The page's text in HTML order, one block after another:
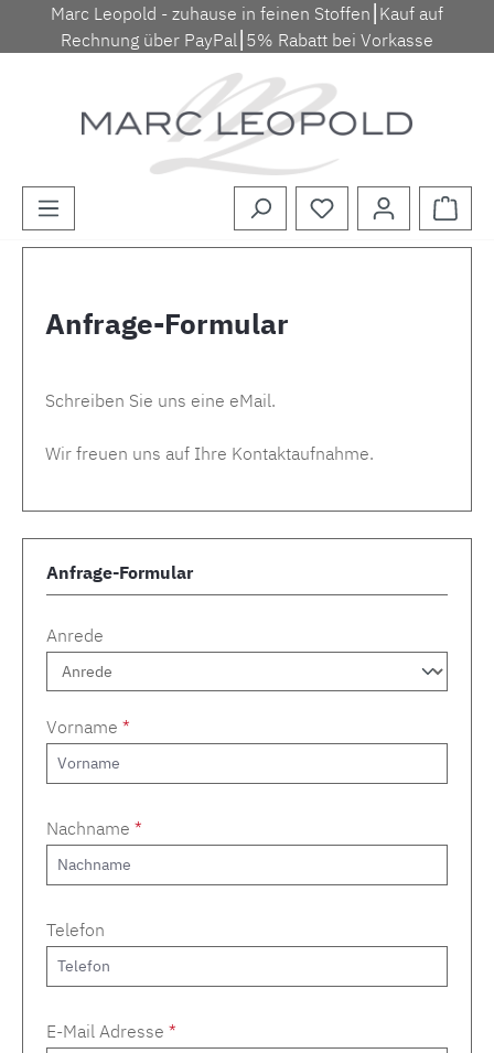
Zum Hauptinhalt springen
Marc Leopold - zuhause in feinen Stoffen⎮Kauf auf
Rechnung über PayPal⎮5% Rabatt bei Vorkasse
Anfrage-Formular
Schreiben Sie uns eine eMail.
Wir freuen uns auf Ihre Kontaktaufnahme.
Anfrage-Formular
Anrede
Vorname *
Nachname *
Telefon
E-Mail Adresse *